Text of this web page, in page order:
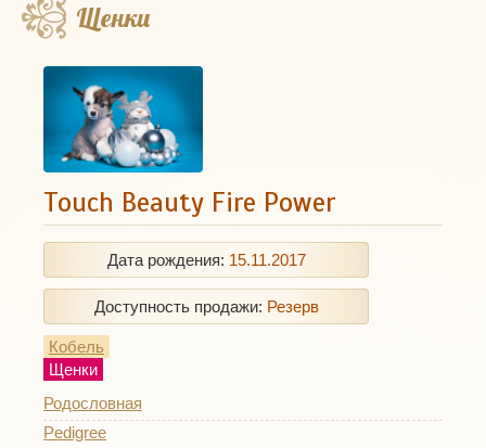
Щенки
Touch Beauty Fire Power
Дата рождения: 15.11.2017
Доступность продажи: Резерв
Кобель
Щенки
Родословная
Pedigree